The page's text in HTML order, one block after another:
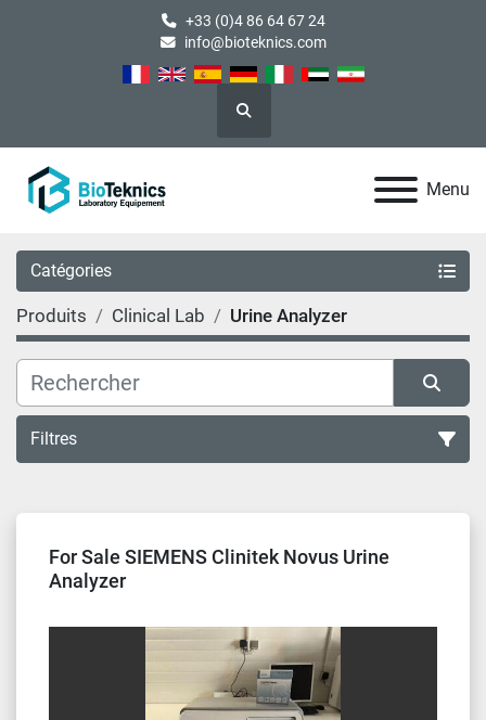
+33 (0)4 86 64 67 24
info@bioteknics.com
Rechercher
Menu
Catégories
Produits Clinical Lab Urine Analyzer
Filtres
For Sale SIEMENS Clinitek Novus Urine
Analyzer